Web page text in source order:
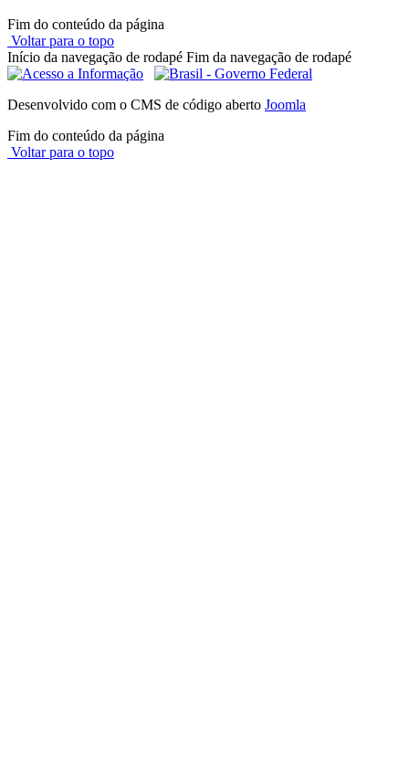
Fim do conteúdo da página
Voltar para o topo
Início da navegação de rodapé Fim da navegação de rodapé
Desenvolvido com o CMS de código aberto Joomla
Fim do conteúdo da página
Voltar para o topo